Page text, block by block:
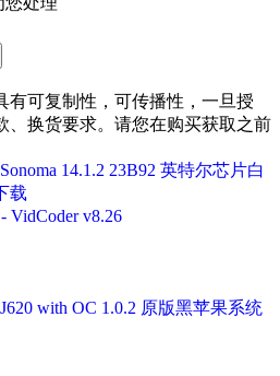
有可复制性，可传播性，一旦授
、换货要求。请您在购买获取之前
14.1.2 23B92 英特尔芯片白
载
VidCoder v8.26